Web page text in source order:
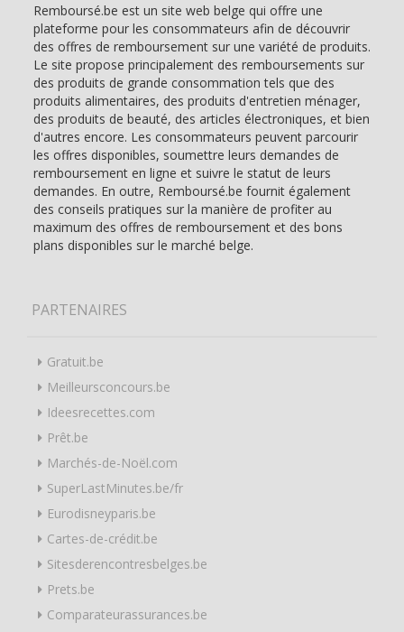
Remboursé.be est un site web belge qui offre une
plateforme pour les consommateurs afin de découvrir
des offres de remboursement sur une variété de produits.
Le site propose principalement des remboursements sur
des produits de grande consommation tels que des
produits alimentaires, des produits d'entretien ménager,
des produits de beauté, des articles électroniques, et bien
d'autres encore. Les consommateurs peuvent parcourir
les offres disponibles, soumettre leurs demandes de
remboursement en ligne et suivre le statut de leurs
demandes. En outre, Remboursé.be fournit également
des conseils pratiques sur la manière de profiter au
maximum des offres de remboursement et des bons
plans disponibles sur le marché belge.
PARTENAIRES
Gratuit.be
Meilleursconcours.be
Ideesrecettes.com
Prêt.be
Marchés-de-Noël.com
SuperLastMinutes.be/fr
Eurodisneyparis.be
Cartes-de-crédit.be
Sitesderencontresbelges.be
Prets.be
Comparateurassurances.be